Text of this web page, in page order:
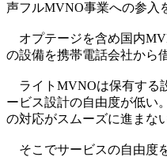
声フルMVNO事業への参入
オプテージを含め国内
の設備を携帯電話会社から
ライトMVNOは保有する
ービス設計の自由度が低い
の対応がスムーズに進まな
そこでサービスの自由度